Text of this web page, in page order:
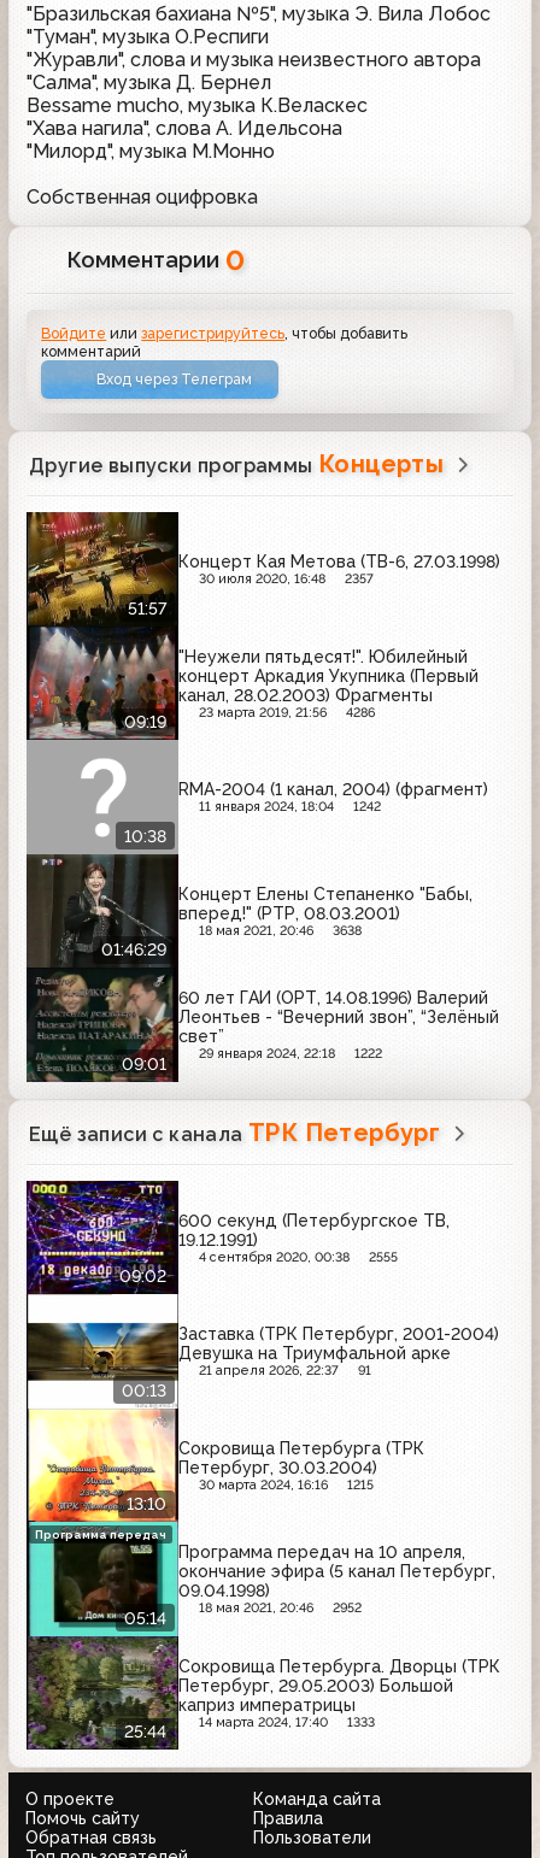
"Бразильская бахиана №5", музыка Э. Вила Лобос
"Туман", музыка О.Респиги
"Журавли", слова и музыка неизвестного автора
"Салма", музыка Д. Бернел
Bessame mucho, музыка К.Веласкес
"Хава нагила", слова А. Идельсона
"Милорд", музыка М.Монно
Собственная оцифровка
Комментарии 0
Войдите илизарегистрируйтесь , чтобы добавить
комментарий
Вход через Телеграм
Другие выпуски программы Концерты
51:57
Концерт Кая Метова (ТВ-6, 27.03.1998)
30 июля 2020, 16:48 2357
09:19
"Неужели пятьдесят!". Юбилейный
концерт Аркадия Укупника (Первый
канал, 28.02.2003) Фрагменты
23 марта 2019, 21:56 4286
10:38
RMA-2004 (1 канал, 2004) (фрагмент)
11 января 2024, 18:04 1242
01:46:29
Концерт Елены Степаненко "Бабы,
вперед!" (РТР, 08.03.2001)
18 мая 2021, 20:46 3638
09:01
60 лет ГАИ (ОРТ, 14.08.1996) Валерий
Леонтьев - “Вечерний звон”, “Зелёный
свет”
29 января 2024, 22:18 1222
Ещё записи с канала ТРК Петербург
09:02
600 секунд (Петербургское ТВ,
19.12.1991)
4 сентября 2020, 00:38 2555
00:13
Заставка (ТРК Петербург, 2001-2004)
Девушка на Триумфальной арке
21 апреля 2026, 22:37 91
13:10
Сокровища Петербурга (ТРК
Петербург, 30.03.2004)
30 марта 2024, 16:16 1215
05:14
Программа передач на 10 апреля,
окончание эфира (5 канал Петербург,
09.04.1998)
18 мая 2021, 20:46 2952
Программа передач
25:44
Сокровища Петербурга. Дворцы (ТРК
Петербург, 29.05.2003) Большой
каприз императрицы
14 марта 2024, 17:40 1333
О проекте
Команда сайта
Помочь сайту
Правила
Обратная связь
Пользователи